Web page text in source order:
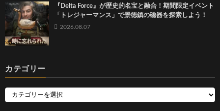
『Delta Force』が歴史的名宝と融合！期間限定イベント
「トレジャーマンス」で景徳鎮の磁器を探索しよう！
2026.08.07
カテゴリー